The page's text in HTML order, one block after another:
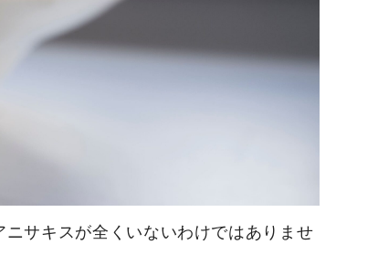
サキスが全くいないわけではありませ